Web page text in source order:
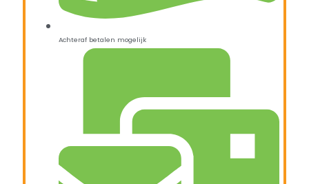
Achteraf betalen mogelijk